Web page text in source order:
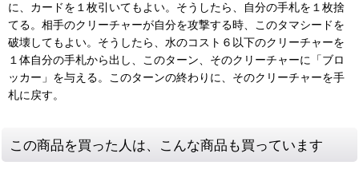
に、カードを１枚引いてもよい。そうしたら、自分の手札を１枚捨
てる。相手のクリーチャーが自分を攻撃する時、このタマシードを
破壊してもよい。そうしたら、水のコスト６以下のクリーチャーを
１体自分の手札から出し、このターン、そのクリーチャーに「ブロ
ッカー」を与える。このターンの終わりに、そのクリーチャーを手
札に戻す。
この商品を買った人は、こんな商品も買っています